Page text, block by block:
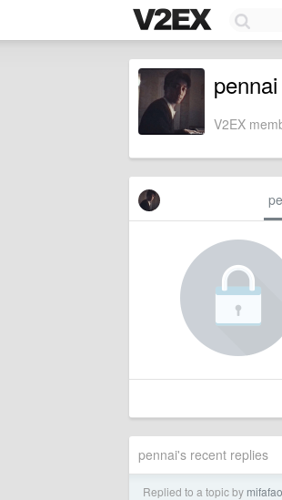
pennai
V2EX
pennai's recent replies
Replied to a topic by